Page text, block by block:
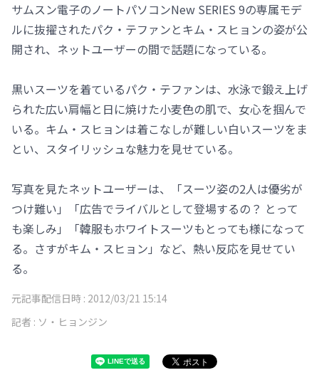
サムスン電子のノートパソコンNew SERIES 9の専属モデ
ルに抜擢されたパク・テファンとキム・スヒョンの姿が公
開され、ネットユーザーの間で話題になっている。
黒いスーツを着ているパク・テファンは、水泳で鍛え上げ
られた広い肩幅と日に焼けた小麦色の肌で、女心を掴んで
いる。キム・スヒョンは着こなしが難しい白いスーツをま
とい、スタイリッシュな魅力を見せている。
写真を見たネットユーザーは、「スーツ姿の2人は優劣が
つけ難い」「広告でライバルとして登場するの？ とって
も楽しみ」「韓服もホワイトスーツもとっても様になって
る。さすがキム・スヒョン」など、熱い反応を見せてい
る。
元記事配信日時 : 2012/03/21 15:14
記者 : ソ・ヒョンジン